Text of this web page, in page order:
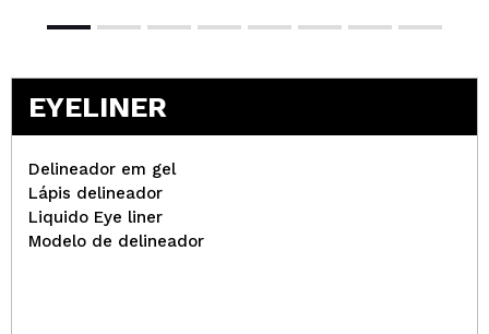
EYELINER
Delineador em gel
Lápis delineador
Liquido Eye liner
Modelo de delineador